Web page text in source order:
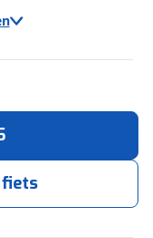
CLASSIC 12 retro
fiets
neemt snel